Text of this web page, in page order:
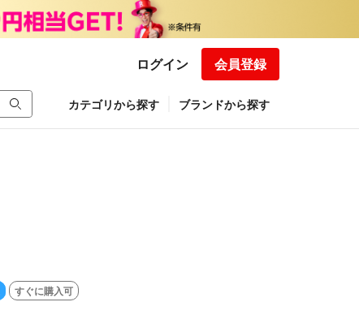
ログイン 会員登録
カテゴリから探す ブランドから探す
すぐに購入可